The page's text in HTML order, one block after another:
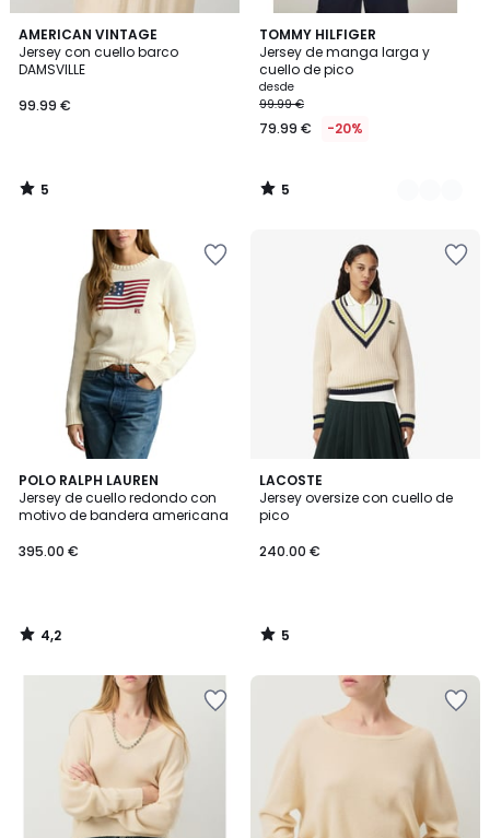
AMERICAN VINTAGE
Jersey con cuello barco
DAMSVILLE
99.99 €
5
/
5
5
/
TOMMY HILFIGER
Jersey de manga larga y
cuello de pico
desde
99.99 €
79.99 € -20%
5
/
5
2
Colores
5
/
POLO RALPH LAUREN
Jersey de cuello redondo con
motivo de bandera americana
395.00 €
4,2
/ 5
4,2
/
LACOSTE
Jersey oversize con cuello de
pico
240.00 €
5
/
5
5
/